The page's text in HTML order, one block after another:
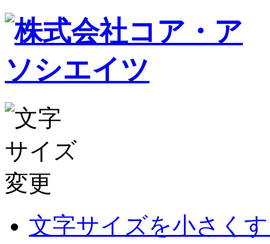
文字サイズを小さく